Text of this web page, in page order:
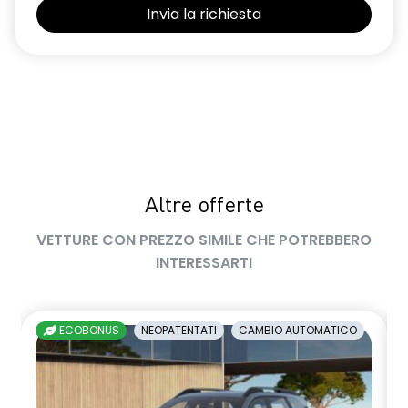
kit riparazione pneumatici
Manutenzione Connessa, incluso per 8 anni
multisense
Pacchetto Remote Control, incluso per 5 anni
Pack standard connectivity, tramite app my rnlt
predisposizione alcolock / alcol interlock
Altre offerte
VETTURE CON PREZZO SIMILE CHE POTREBBERO
INTERESSARTI
ECOBONUS NEOPATENTATI CAMBIO AUTOMATICO